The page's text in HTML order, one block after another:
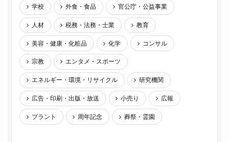
学校 外食・食品 官公庁・公益事業
人材 税務・法務・士業 教育
美容・健康・化粧品 化学 コンサル
宗教 エンタメ・スポーツ
エネルギー・環境・リサイクル 研究機関
広告・印刷・出版・放送 小売り 広報
プラント 周年記念 葬祭・霊園